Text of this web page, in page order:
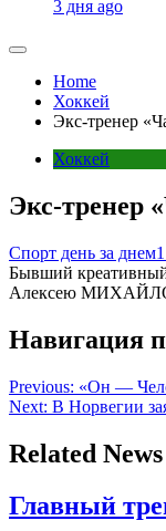
3 дня ago
Home
Хоккей
Экс-тренер
Хоккей
Экс-тренер
Спорт день за днем
Бывший
Алексею
Навигация
Previous: «Он —
Next: В Норвегии
Related News
Главный